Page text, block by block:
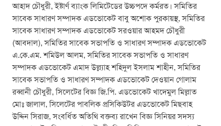
আহাদ চৌধুরী, ইষ্টার্ণ ব্যাংক লিমিটেডের উচ্চপদে কর্মরত। সমিতির
সাবেক সাধারণ সম্পাদক এডভোকেট বাবু অশোক পুরকায়স্থ, সমিতির
সাবেক সাধারণ সম্পাদক এডভোকেট সরওয়ার আহমদ চৌধুরী
(আবদাল), সমিতির সাবেক সভাপতি ও সাধারণ সম্পাদক এডভোকেট
এ.কে.এম. শমিউল আলম, সমিতির সাবেক সভাপতি ও সাধারণ
সম্পাদক এডভোকেট এমাদ উল্ল্যাহ শহিদুল ইসলাম শাহীন, সমিতির
সাবেক সভাপতি ও সাধারণ সম্পাদক এডভোকেট দেওয়ান গোলাম
রব্বানী চৌধুরী, সিলেটের বিজ্ঞ জি.পি. এডভোকেট খাদেমুল মিল্লাত
মোঃ জালাল, সিলেটের পাবলিক প্রসিকিউটর এডভোকেট মিছবাহ
উদ্দিন সিরাজ, সংবর্ধিত অতিথি বক্তব্য রাখেন বিজ্ঞ সিনিয়র সদস্য